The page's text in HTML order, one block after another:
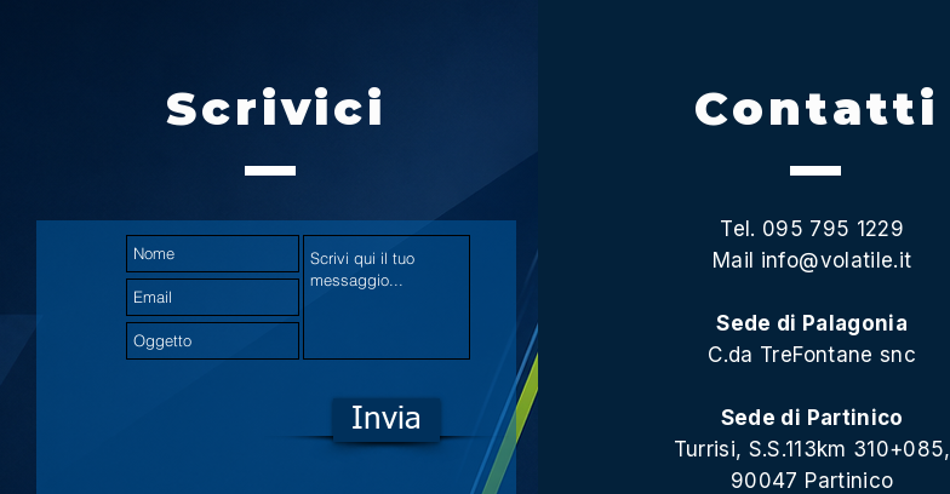
Scrivici
Invia
Contatti
Tel. 095 795 1229
Mail info@volatile.it
Sede di Palagonia
C.da TreFontane snc
Sede di Partinico
Turrisi, S.S.113km 310+085,
90047 Partinico